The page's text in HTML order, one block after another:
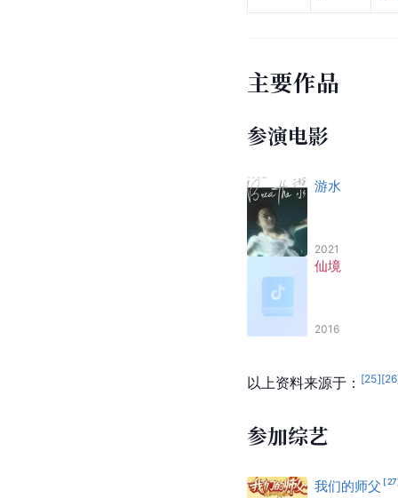
主要作品
参演电影
游水
2021
仙境
2016
以上资料来源于： [25][26
参加综艺
我们的师父 [27